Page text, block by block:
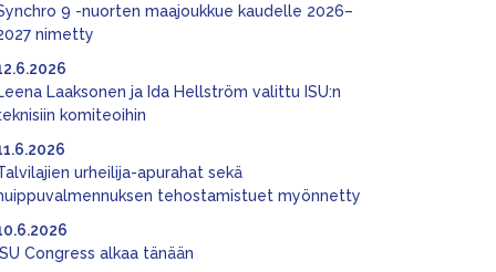
9 -nuorten maajoukkue kaudelle 2026–
nimetty
Laaksonen ja Ida Hellström valittu ISU:n
komiteoihin
urheilija-apurahat sekä
tehostamistuet myönnetty
ISU Congress alkaa tänään